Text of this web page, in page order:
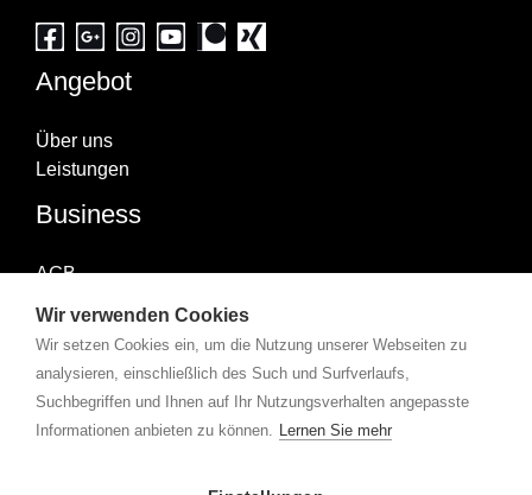
Wir verwenden Cookies
Wir setzen Cookies ein, um die Nutzung unserer Webseiten zu
analysieren, einschließlich des Such und Surfverlaufs,
Suchbegriffen und Ihnen auf Ihr Nutzungsverhalten angepasste
Informationen anbieten zu können. Lernen Sie mehr
Angebot
Über uns
Leistungen
Business
AGB
Abonniere uns